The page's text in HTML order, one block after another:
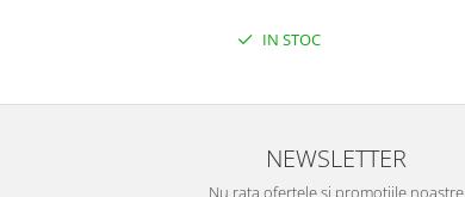
IN STOC
NEWSLETTER
Nu rata ofertele si promotiile noastre